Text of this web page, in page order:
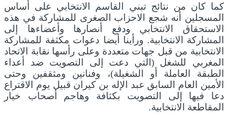
كما كان من نتائج تبني القاسم الانتخابي على أساس
المسجلين أنه شجع الاحزاب الصغرى للمشاركة في هذه
الاستحقاق الانتخابي ودفع أنصارها وأعضاءها إلى
المشاركة الانتخابية. ورأينا أيضا دعوات مكثفة للمشاركة
الانتخابية من قبل جهات متعددة وعلى رأسها نقابة الاتحاد
المغربي للشغل (التي دعت إلى التصويت ضد أعداء
الطبقة العاملة أو الشغيلة)، وفنانين ومثقفين وحتى
الأمين العام السابق عبد الإله بن كيران قبيل يوم الاقتراع
دعا فيها إلى التصويت بكثافة وهاجم أصحاب خيار
المقاطعة الانتخابية.